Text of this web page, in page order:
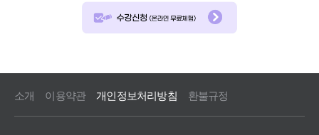
소개 이용약관 개인정보처리방침 환불규정